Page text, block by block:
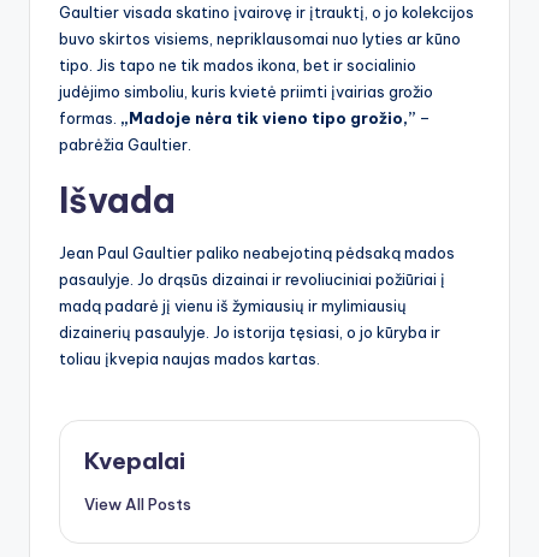
Gaultier visada skatino įvairovę ir įtrauktį, o jo kolekcijos
buvo skirtos visiems, nepriklausomai nuo lyties ar kūno
tipo. Jis tapo ne tik mados ikona, bet ir socialinio
judėjimo simboliu, kuris kvietė priimti įvairias grožio
formas. „Madoje nėra tik vieno tipo grožio,” –
pabrėžia Gaultier.
Išvada
Jean Paul Gaultier paliko neabejotiną pėdsaką mados
pasaulyje. Jo drąsūs dizainai ir revoliuciniai požiūriai į
madą padarė jį vienu iš žymiausių ir mylimiausių
dizainerių pasaulyje. Jo istorija tęsiasi, o jo kūryba ir
toliau įkvepia naujas mados kartas.
Kvepalai
View All Posts